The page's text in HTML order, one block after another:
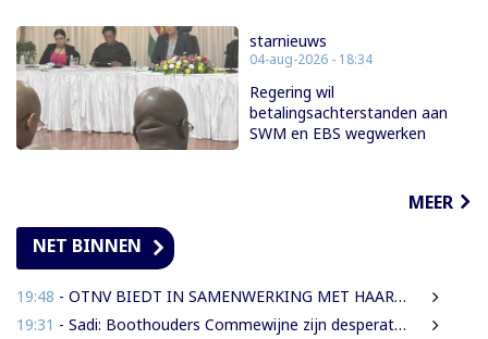
starnieuws
04-aug-2026 - 18:34
Regering wil
betalingsachterstanden aan
SWM en EBS wegwerken
MEER
NET BINNEN
19:48 - OTNV BIEDT IN SAMENWERKING MET HAAR INTERNATIONALE PARTNERS 200 GRATIS STUDIEBEURZEN AAN TECHNISCH TALENT
19:31 - Sadi: Boothouders Commewijne zijn desperate, wachten 6 jaren op tariefaanpassing